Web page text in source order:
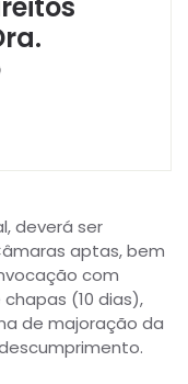
deverá ser
aptas, bem
com
(10 dias),
de majoração da